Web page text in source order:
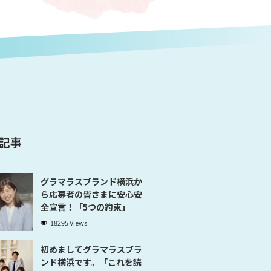
事
グラマラスブランド横浜か
ら応募者の皆さまに安心安
全宣言！「5つの約束」
18295 Views
初めましてグラマラスブラ
ンド横浜です。「これを読